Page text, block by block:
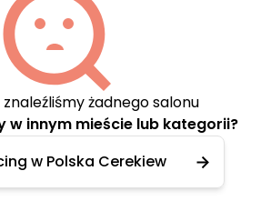
żadnego salonu
w innym mieście lub kategorii?
w Polska Cerekiew